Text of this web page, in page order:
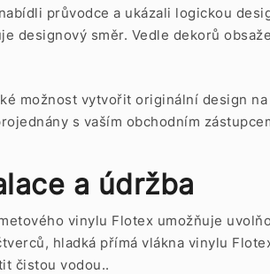
průvodce a ukázali logickou
designový směr. Vedle dekorů
možnost vytvořit originální design
s vaším obchodním
a údržba
vinylu Flotex umožňuje
hladká přímá vlákna vinylu
čistou vodou..